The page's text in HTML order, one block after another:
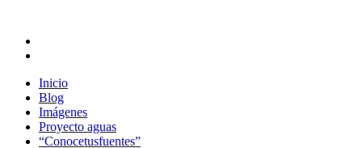
Inicio
Blog
Imágenes
Proyecto aguas
“Conocetusfuentes”